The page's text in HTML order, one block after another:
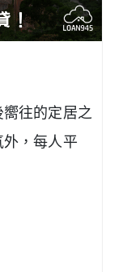
往的定居之
，每人平